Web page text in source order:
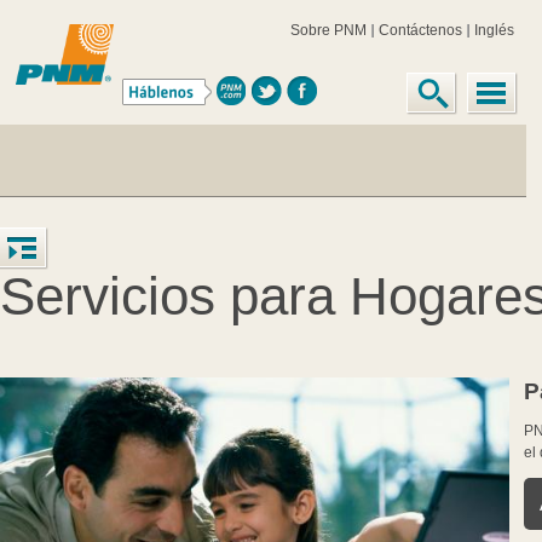
Sobre PNM Contáctenos Inglés
Servicios para
el